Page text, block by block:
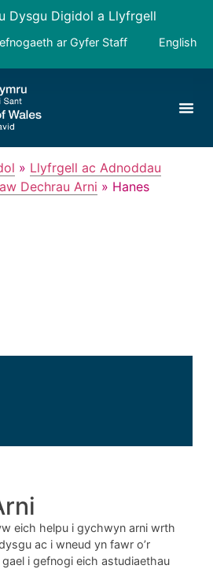
Dysgu Digidol a Llyfrgell
ar Gyfer Staff English
» Llyfrgell ac Adnoddau
Dechrau Arni » Hanes
eich helpu i gychwyn arni wrth
ac i wneud yn fawr o’r
i gefnogi eich astudiaethau